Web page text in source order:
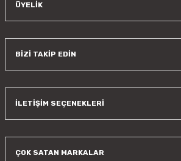
ÜYELİK
BİZİ TAKİP EDİN
İLETİŞİM SEÇENEKLERİ
ÇOK SATAN MARKALAR